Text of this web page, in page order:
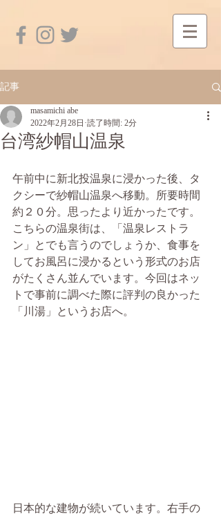
記事
台湾紗帽山温泉
masamichi abe
2022年2月28日 読了時間: 2分
午前中に新北投温泉に浸かった後、タ
クシーで紗帽山温泉へ移動。所要時間
約２０分。思ったより近かったです。
こちらの温泉街は、「温泉レストラ
ン」とでも言うのでしょうか、食事を
してお風呂に浸かるという形式のお店
がたくさん並んでいます。今回はネッ
トで事前に調べた際に評判の良かった
「川湯」というお店へ。
日本的な建物が続いています。右手の